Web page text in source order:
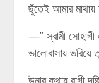
ছুঁতেই আমার
—” স্বামী
ভালোবাসায়